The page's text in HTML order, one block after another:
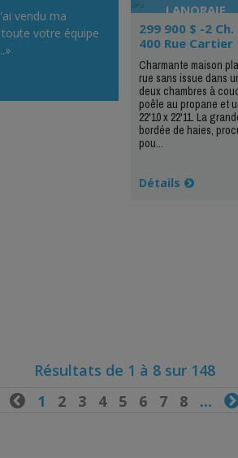
vendu ma
votre équipe
LANORAIE
299 900 $ -2 Ch.
400 Rue Cartier
Charmante maison
rue sans issue dans
deux chambres à
poêle au propane et
22'10 x 22'11. La
bordée de haies,
pou...
Détails
Résultats de 1 à 8 sur 148
1 2 3 4 5 6 7 8...